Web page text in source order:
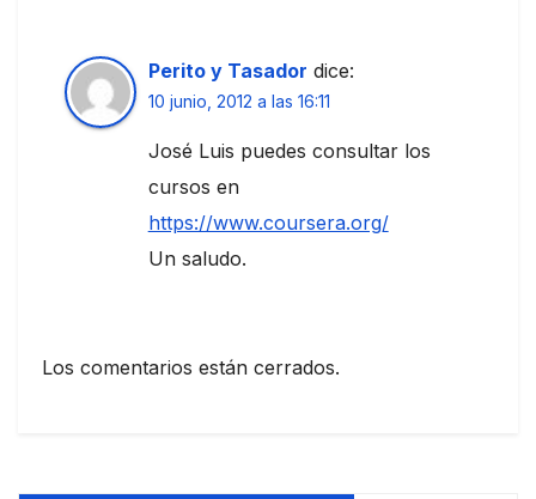
Perito y Tasador dice:
10 junio, 2012 a las 16:11
José Luis puedes consultar los
cursos en
https://www.coursera.org/
Un saludo.
Los comentarios están cerrados.